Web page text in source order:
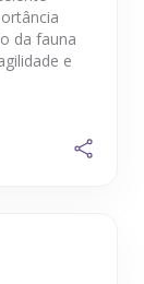
da fauna
e